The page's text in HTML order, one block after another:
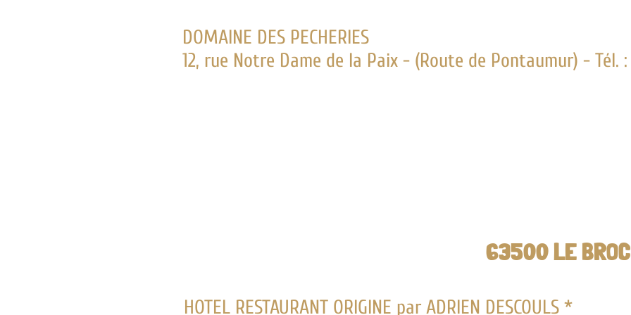
DOMAINE DES PECHERIES
12, rue Notre Dame de la Paix - (Route de Pontaumur) - Tél. :
63500 LE BROC
HOTEL RESTAURANT ORIGINE par ADRIEN DESCOULS *